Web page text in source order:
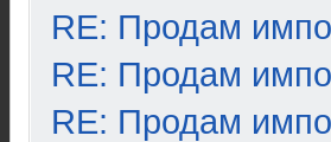
RE: Продам
RE: Продам
RE: Продам